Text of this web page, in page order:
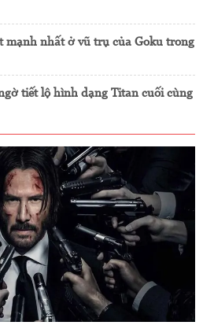
mạnh nhất ở vũ trụ của Goku trong
tiết lộ hình dạng Titan cuối cùng